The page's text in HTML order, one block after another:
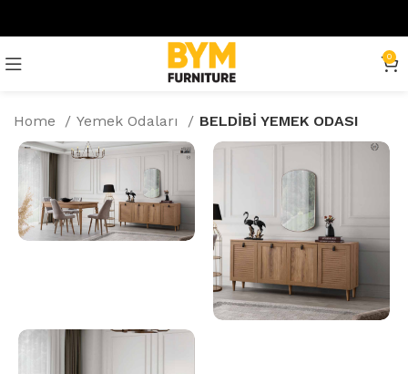
0
Home Yemek Odaları BELDİBİ YEMEK ODASI